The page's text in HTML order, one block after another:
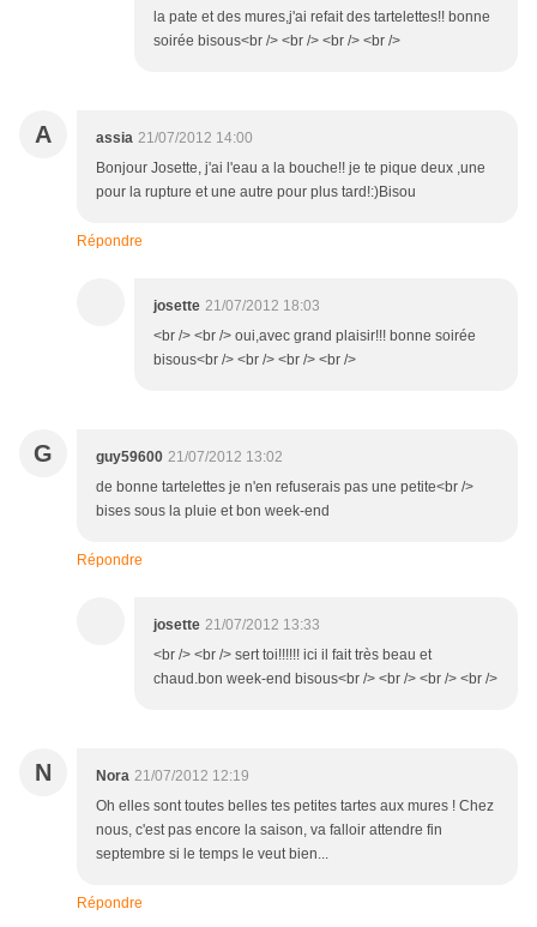
la pate et des mures,j'ai refait des tartelettes!! bonne
soirée bisous<br /> <br /> <br /> <br />
A assia 21/07/2012 14:00
Bonjour Josette, j'ai l'eau a la bouche!! je te pique deux ,une
pour la rupture et une autre pour plus tard!:)Bisou
Répondre
josette 21/07/2012 18:03
<br /> <br /> oui,avec grand plaisir!!! bonne soirée
bisous<br /> <br /> <br /> <br />
G guy59600 21/07/2012 13:02
de bonne tartelettes je n'en refuserais pas une petite<br />
bises sous la pluie et bon week-end
Répondre
josette 21/07/2012 13:33
<br /> <br /> sert toi!!!!!! ici il fait très beau et
chaud.bon week-end bisous<br /> <br /> <br /> <br />
N Nora 21/07/2012 12:19
Oh elles sont toutes belles tes petites tartes aux mures ! Chez
nous, c'est pas encore la saison, va falloir attendre fin
septembre si le temps le veut bien...
Répondre